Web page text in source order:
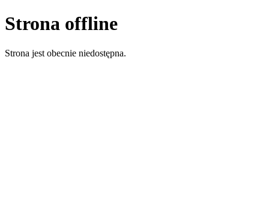
Strona offline
Strona jest obecnie niedostępna.